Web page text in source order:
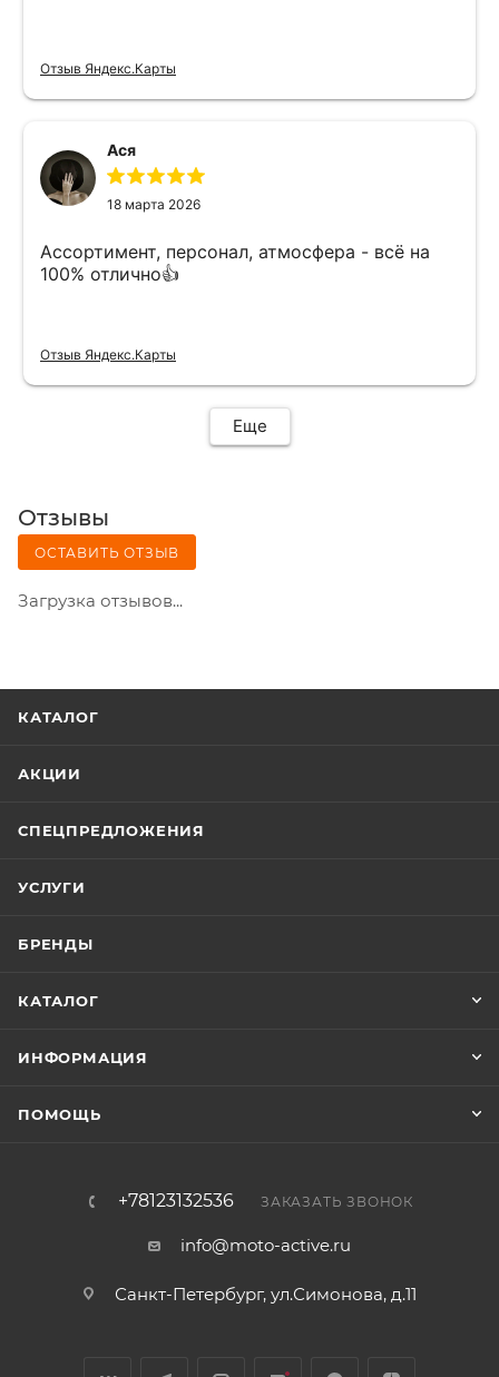
Отзыв Яндекс.Карты
Ася
18 марта 2026
Ассортимент, персонал, атмосфера - всё на
100% отлично👍
Отзыв Яндекс.Карты
Еще
Отзывы
ОСТАВИТЬ ОТЗЫВ
Загрузка отзывов...
КАТАЛОГ
АКЦИИ
СПЕЦПРЕДЛОЖЕНИЯ
УСЛУГИ
БРЕНДЫ
КАТАЛОГ
ИНФОРМАЦИЯ
ПОМОЩЬ
+78123132536 ЗАКАЗАТЬ ЗВОНОК
info@moto-active.ru
Санкт-Петербург, ул.Симонова, д.11